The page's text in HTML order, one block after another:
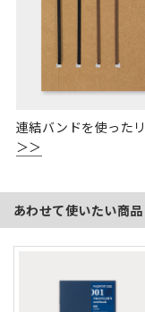
連結バンドを使った
＞＞
あわせて使いたい商品